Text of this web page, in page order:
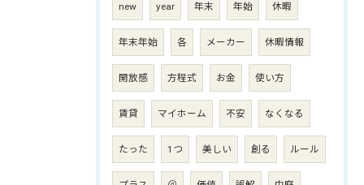
new year 年末 年始 休暇
年末年始 各 メーカー 休暇情報
開放感 方程式 お金 使い方
賃貸 マイホーム 不安 なくなる
たった 1つ 美しい 創る ルール